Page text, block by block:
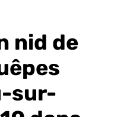
nid de
sur-